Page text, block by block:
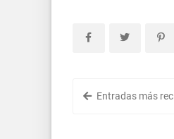
Entradas más